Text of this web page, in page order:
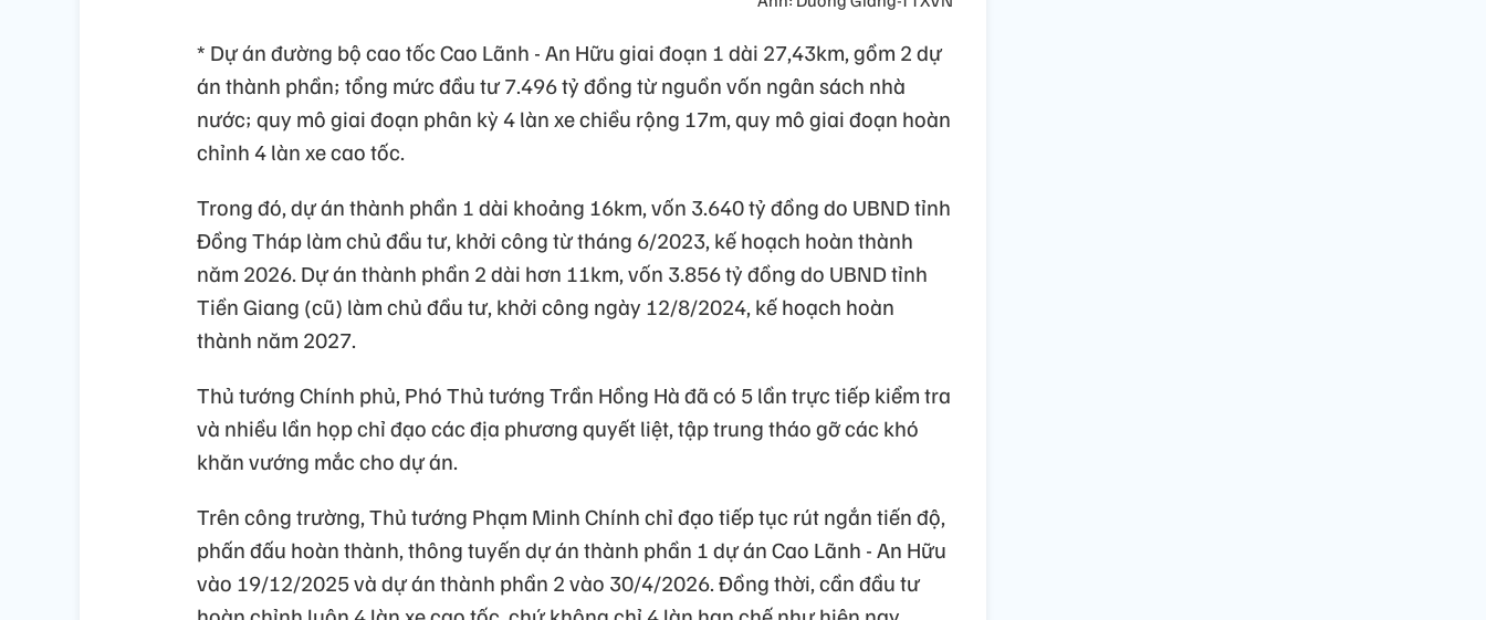
* Dự án đường bộ cao tốc Cao Lãnh - An Hữu giai đoạn 1 dài 27,43km, gồm 2 dự
án thành phần; tổng mức đầu tư 7.496 tỷ đồng từ nguồn vốn ngân sách nhà
nước; quy mô giai đoạn phân kỳ 4 làn xe chiều rộng 17m, quy mô giai đoạn hoàn
chỉnh 4 làn xe cao tốc.
Trong đó, dự án thành phần 1 dài khoảng 16km, vốn 3.640 tỷ đồng do UBND tỉnh
Đồng Tháp làm chủ đầu tư, khởi công từ tháng 6/2023, kế hoạch hoàn thành
năm 2026. Dự án thành phần 2 dài hơn 11km, vốn 3.856 tỷ đồng do UBND tỉnh
Tiền Giang (cũ) làm chủ đầu tư, khởi công ngày 12/8/2024, kế hoạch hoàn
thành năm 2027.
Thủ tướng Chính phủ, Phó Thủ tướng Trần Hồng Hà đã có 5 lần trực tiếp kiểm tra
và nhiều lần họp chỉ đạo các địa phương quyết liệt, tập trung tháo gỡ các khó
khăn vướng mắc cho dự án.
Trên công trường, Thủ tướng Phạm Minh Chính chỉ đạo tiếp tục rút ngắn tiến độ,
phấn đấu hoàn thành, thông tuyến dự án thành phần 1 dự án Cao Lãnh - An Hữu
vào 19/12/2025 và dự án thành phần 2 vào 30/4/2026. Đồng thời, cần đầu tư